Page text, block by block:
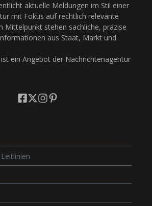
aktuelle Meldungen im Stil einer
mit Fokus auf rechtlich relevante
Mittelpunkt stehen sachliche, präzise
aus Staat, Markt und
ein Angebot der Nachrichtenagentur